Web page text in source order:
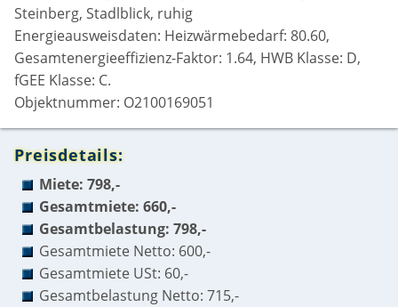
Steinberg, Stadlblick, ruhig
Energieausweisdaten: Heizwärmebedarf: 80.60,
Gesamtenergieeffizienz-Faktor: 1.64, HWB Klasse: D,
fGEE Klasse: C.
Objektnummer: O2100169051
Preisdetails:
Miete: 798,-
Gesamtmiete: 660,-
Gesamtbelastung: 798,-
Gesamtmiete Netto: 600,-
Gesamtmiete USt: 60,-
Gesamtbelastung Netto: 715,-